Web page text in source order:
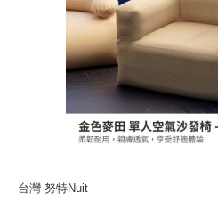
台灣 努特Nuit